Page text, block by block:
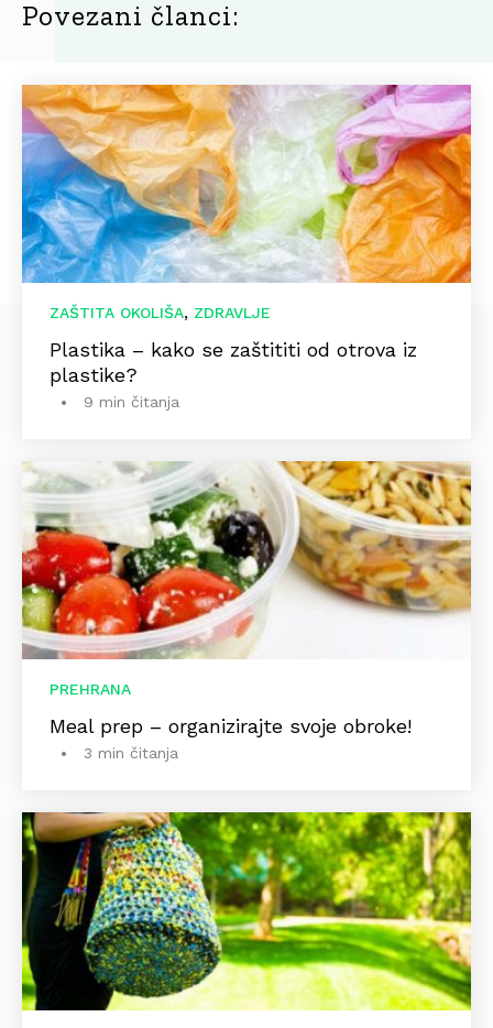
Povezani članci:
ZAŠTITA OKOLIŠA, ZDRAVLJE
Plastika – kako se zaštititi od otrova iz
plastike?
9 min čitanja
PREHRANA
Meal prep – organizirajte svoje obroke!
3 min čitanja